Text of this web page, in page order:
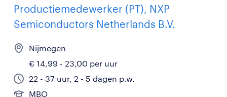
Productiemedewerker (PT), NXP
Semiconductors Netherlands B.V.
Nijmegen
€ 14,99 - 23,00 per uur
22 - 37 uur, 2 - 5 dagen p.w.
MBO